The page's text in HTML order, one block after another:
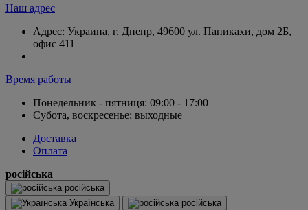
Наш адрес
Адрес: Украина, г. Днепр, 49600 ул. Паникахи, дом 2Б,
офис 411
Время работы
Понедельник - пятниця: 09:00 - 17:00
Субота, воскресенье: выходные
Доставка
Оплата
російська
російська
Українська
російська